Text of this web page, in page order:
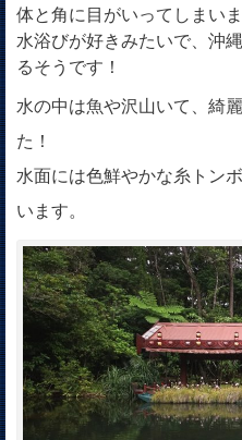
体と角に目がいってしまいま
水浴びが好きみたいで、沖
るそうです！
水の中は魚や沢山いて、綺
た！
水面には色鮮やかな糸トン
います。